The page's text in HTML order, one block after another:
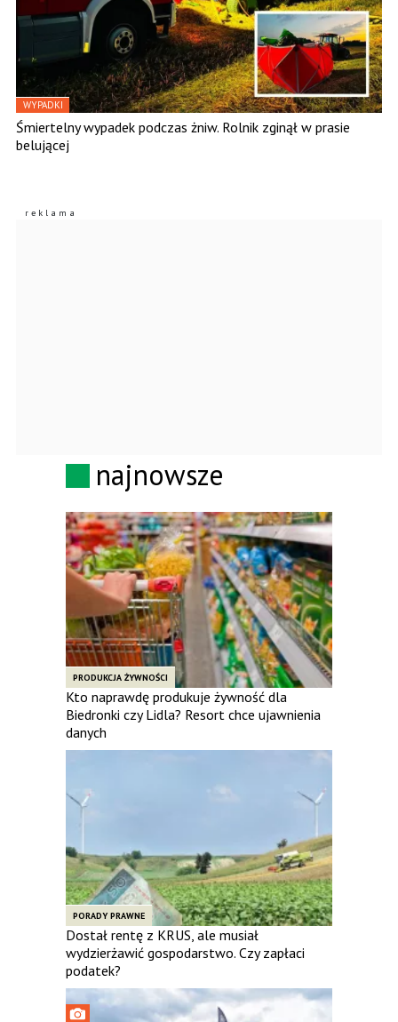
WYPADKI
Śmiertelny wypadek podczas żniw. Rolnik zginął w prasie
belującej
najnowsze
PRODUKCJA ŻYWNOŚCI
Kto naprawdę produkuje żywność dla
Biedronki czy Lidla? Resort chce ujawnienia
danych
PORADY PRAWNE
Dostał rentę z KRUS, ale musiał
wydzierżawić gospodarstwo. Czy zapłaci
podatek?